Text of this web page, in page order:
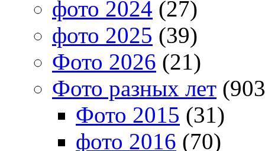
фото 2024 (27)
фото 2025 (39)
Фото 2026 (21)
Фото разных лет
Фото 2015 (31)
фото 2016 (70)